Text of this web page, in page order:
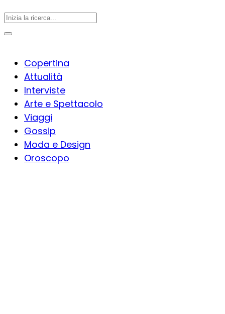
Copertina
Attualità
Interviste
Arte e Spettacolo
Viaggi
Gossip
Moda e Design
Oroscopo